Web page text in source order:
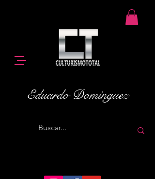
Eduardo Domínguez